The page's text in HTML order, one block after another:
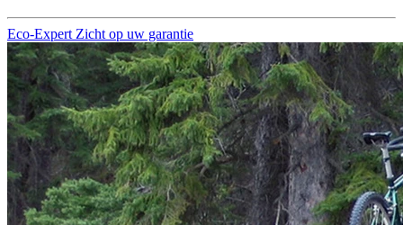
Eco-Expert Zicht op uw garantie